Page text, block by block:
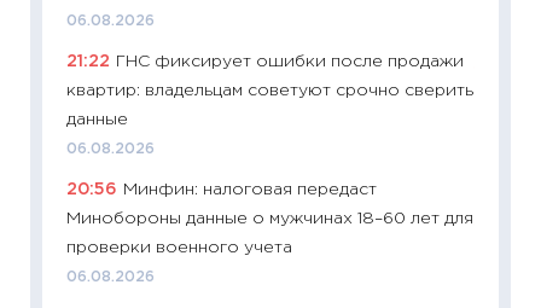
06.08.2026
21:22
ГНС фиксирует ошибки после продажи
квартир: владельцам советуют срочно сверить
данные
06.08.2026
20:56 Минфин: налоговая передаст
Минобороны данные о мужчинах 18–60 лет для
проверки военного учета
06.08.2026